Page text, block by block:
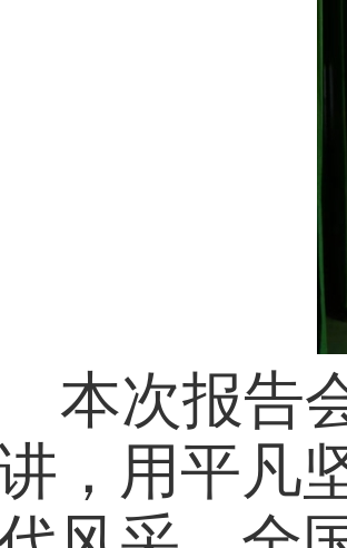
本次报告
，用平凡